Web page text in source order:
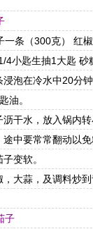
（300克） 红椒
匙生抽1大匙 砂
在冷水中20分钟
。
水，放入锅内转
要常常翻动以免
变软。
大蒜，及调料炒到
子